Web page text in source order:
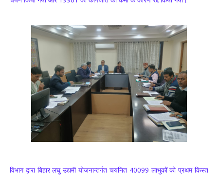
विभाग द्वारा बिहार लघु उद्यमी योजनान्तर्गत चयनित 40099 लाभुकों को प्रथम किस्त